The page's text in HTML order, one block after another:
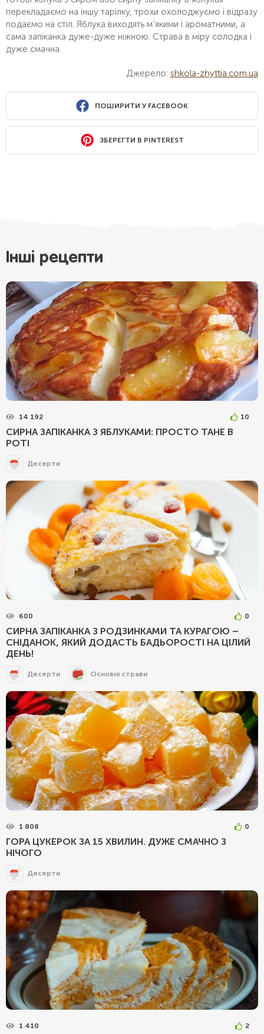
перекладаємо на іншу тарілку, трохи охолоджуємо і відразу
подаємо на стіл. Яблука виходять м’якими і ароматними, а
сама запіканка дуже-дуже ніжною. Страва в міру солодка і
дуже смачна.
Джерело: shkola-zhyttia.com.ua
ПОШИРИТИ У FACEBOOK
ЗБЕРЕГТИ В PINTEREST
Інші рецепти
14 192 10
СИРНА ЗАПІКАНКА З ЯБЛУКАМИ: ПРОСТО ТАНЕ В
РОТІ
Десерти
600 0
СИРНА ЗАПІКАНКА З РОДЗИНКАМИ ТА КУРАГОЮ –
СНІДАНОК, ЯКИЙ ДОДАСТЬ БАДЬОРОСТІ НА ЦІЛИЙ
ДЕНЬ!
Десерти Основні страви
1 808 0
ГОРА ЦУКЕРОК ЗА 15 ХВИЛИН. ДУЖЕ СМАЧНО З
НІЧОГО
Десерти
1 410 2